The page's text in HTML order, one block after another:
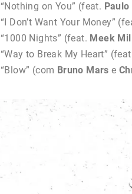
“Nothing on You” (feat. Paulo
“I Don’t Want Your Money”
“1000 Nights” (feat. Meek
“Way to Break My Heart”
“Blow” (com Bruno Mars e